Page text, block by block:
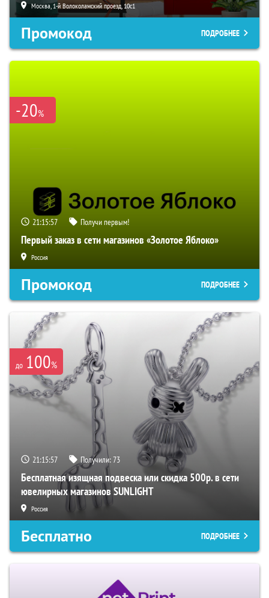
Москва, 1-й Волоколамский проезд, 10с1
Промокод ПОДРОБНЕЕ
-20%
21:15:55 Получи первым!
Первый заказ в сети магазинов «Золотое Яблоко»
Россия
Промокод ПОДРОБНЕЕ
до 100%
21:15:55 Получили:73
Бесплатная изящная подвеска или скидка 500р. в сети
ювелирных магазинов SUNLIGHT
Россия
Бесплатно ПОДРОБНЕЕ